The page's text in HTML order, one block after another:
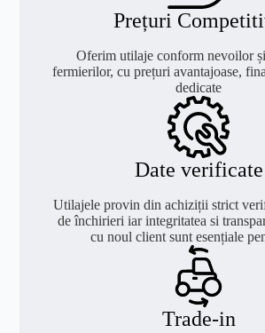
Prețuri
Oferim utilaje conform nevoilor
fermierilor, cu prețuri avantajoase,
dedicate
Date verificate
Utilajele provin din achiziții strict
de închirieri iar integritatea si
cu noul client sunt esențiale
Trade-in